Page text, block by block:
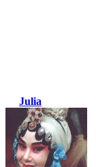
Julia